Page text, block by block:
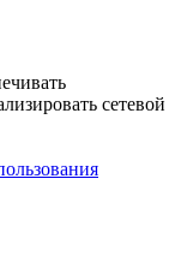
сетевой